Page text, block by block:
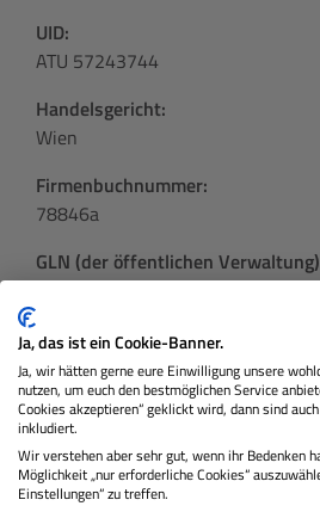
UID:
ATU 57243744
Handelsgericht:
Wien
Firmenbuchnummer:
78846a
GLN (der öffentlichen
9110015462265
Ja, das ist ein Cookie-Banner.
Ja, wir hätten gerne eure Einwilligung unsere
nutzen, um euch den bestmöglichen Service
Cookies akzeptieren“ geklickt wird, dann sind
inkludiert.
Wir verstehen aber sehr gut, wenn ihr Bedenken
Möglichkeit „nur erforderliche Cookies“
Einstellungen“ zu treffen.